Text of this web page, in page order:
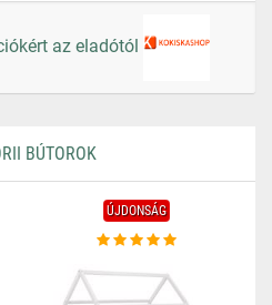
az eladótól
BÚTOROK
ÚJDONSÁG